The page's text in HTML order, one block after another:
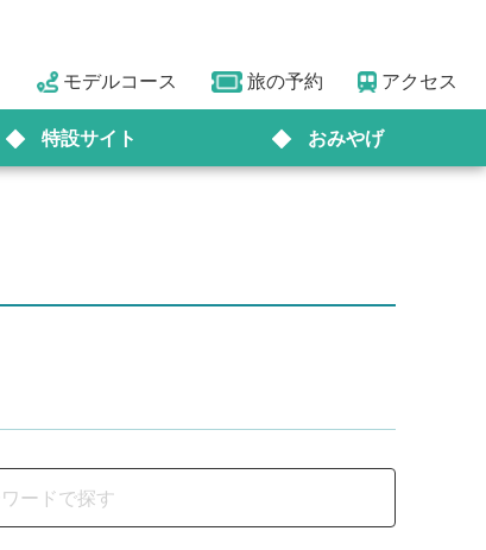
モデルコース 旅の予約 アクセス
特設サイト おみやげ